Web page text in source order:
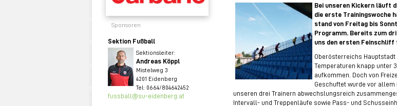
Sponsoren
Sektion Fußball
Sektionsleiter:
Andreas Köppl
Mistelweg 3
4201 Eidenberg
Tel: 0664/804642452
fussball@su-eidenberg.at
Bei unseren Kickern läuft
die erste Trainingswoche
stand von Freitag bis
Programm. Bereits zum
uns den ersten Feinschliff
Oberösterreichs
Temperaturen knapp unter
aufkommen. Doch von
Geschuftet wurde vor
unseren drei Trainern abwechslungsreich
Intervall- und Treppenläufe sowie Pass- und